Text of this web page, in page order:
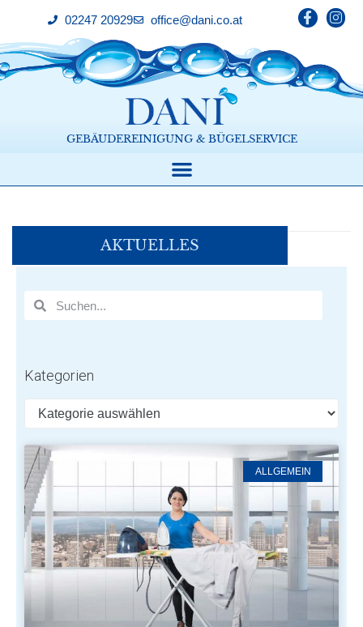
02247 20929 office@dani.co.at
GEBÄUDEREINIGUNG & BÜGELSERVICE
AKTUELLES
ALLGEMEIN
Kategorien